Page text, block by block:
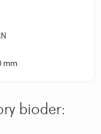
mm
bioder: